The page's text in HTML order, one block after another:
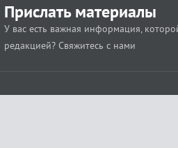
Прислать материалы
У вас есть важная информация,
редакцией? Свяжитесь с нами